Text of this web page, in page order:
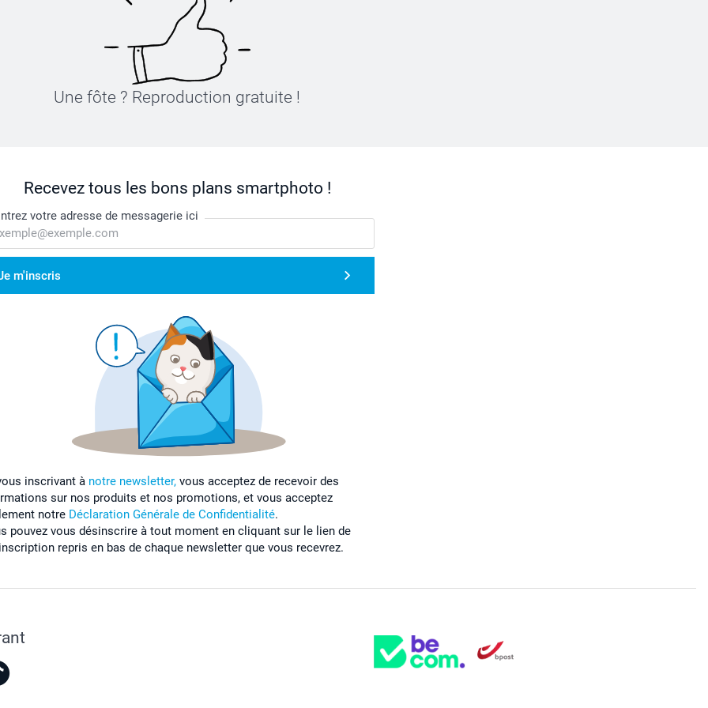
Une fôte ? Reproduction gratuite !
Recevez tous les bons plans smartphoto !
votre adresse de messagerie ici
m'inscris
inscrivant à notre newsletter, vous acceptez de recevoir des
sur nos produits et nos promotions, et vous acceptez
notre Déclaration Générale de Confidentialité.
pouvez vous désinscrire à tout moment en cliquant sur le lien de
repris en bas de chaque newsletter que vous recevrez.